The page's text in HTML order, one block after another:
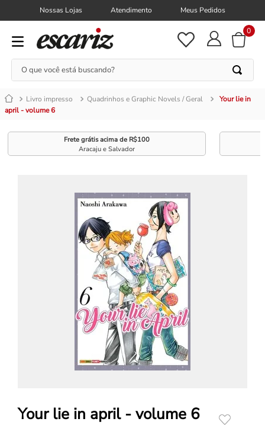
Nossas Lojas Atendimento Meus Pedidos
0
O que você está buscando?
Livro impresso Quadrinhos e Graphic Novels / Geral
Your lie in
april - volume 6
Frete grátis acima de R$100
Aracaju e Salvador
Your lie in april - volume 6